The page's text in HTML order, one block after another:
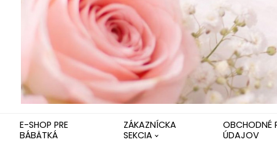
E-SHOP PRE
BÁBÄTKÁ
ZÁKAZNÍCKA
SEKCIA
OBCHODNÉ
ÚDAJOV